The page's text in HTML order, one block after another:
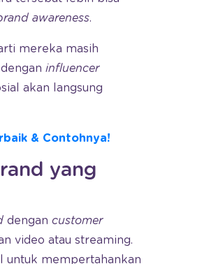
awareness.
mereka masih
influencer
akan langsung
& Contohnya!
yang
dengan customer
video atau streaming.
untuk mempertahankan